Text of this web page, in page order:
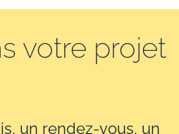
votre projet
un rendez-vous, un